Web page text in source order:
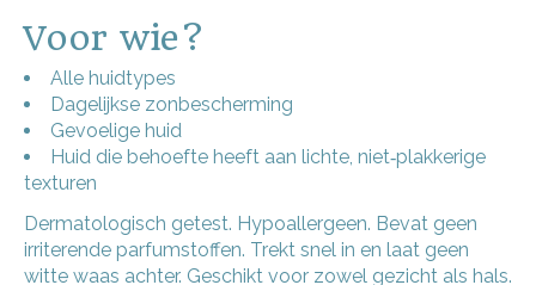
Voor wie?
Alle huidtypes
Dagelijkse zonbescherming
Gevoelige huid
Huid die behoefte heeft aan lichte, niet‑plakkerige
texturen
Dermatologisch getest. Hypoallergeen. Bevat geen
irriterende parfumstoffen. Trekt snel in en laat geen
witte waas achter. Geschikt voor zowel gezicht als hals.